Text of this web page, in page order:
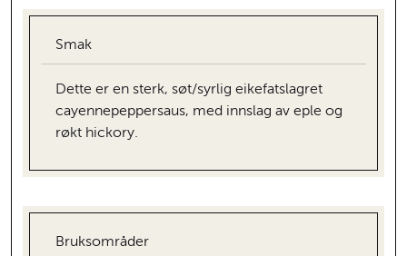
Smak
Dette er en sterk, søt/syrlig eikefatslagret
cayennepeppersaus, med innslag av eple og
røkt hickory.
Bruksområder